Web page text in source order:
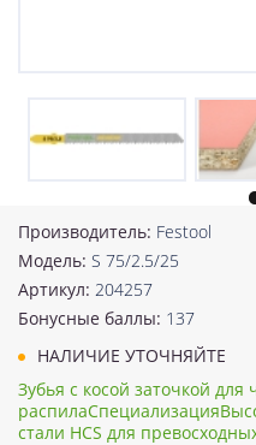
Производитель: Festool
Модель: S 75/2.5/25
Артикул: 204257
Бонусные баллы: 137
НАЛИЧИЕ УТОЧНЯЙТЕ
Зубья с косой заточкой для
стали HCS для